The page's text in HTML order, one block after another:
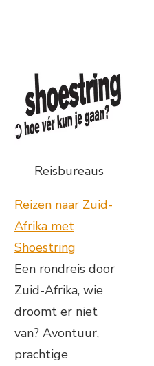
Reisbureaus
Reizen naar Zuid-
Afrika met
Shoestring
Een rondreis door
Zuid-Afrika, wie
droomt er niet
van? Avontuur,
prachtige